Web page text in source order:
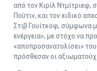
από τον Κιρίλ Ντμίτριεφ,
Πούτιν, και τον ειδικό
Στιβ Γουίτκοφ, σύμφωνα
ενέργεια», με στόχο να
«αποπροσανατολίσει»
πρόσθεσαν οι